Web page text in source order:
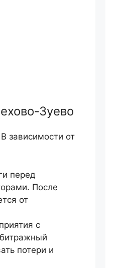
Зуево
зависимости от
перед
После
от
с
потери и